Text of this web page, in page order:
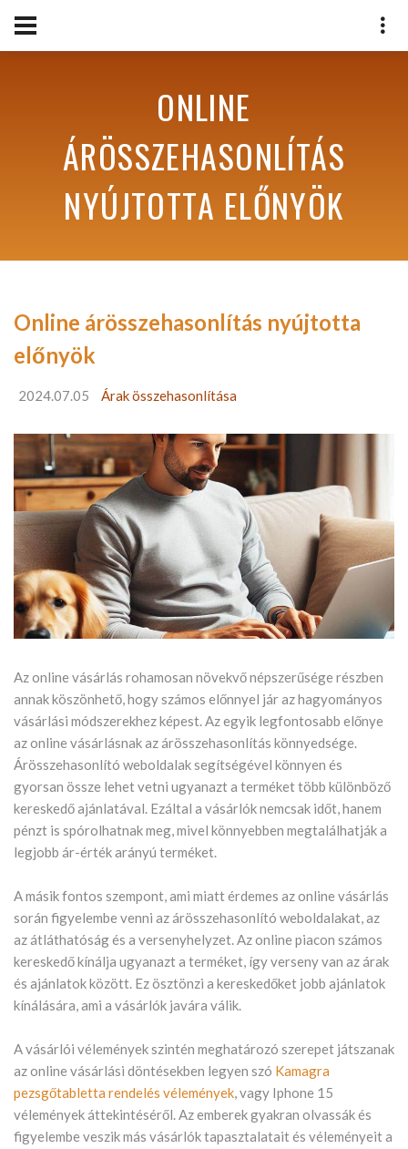
ONLINE
ÁRÖSSZEHASONLÍTÁS
NYÚJTOTTA ELŐNYÖK
Online árösszehasonlítás nyújtotta
előnyök
2024.07.05 Árak összehasonlítása
Az online vásárlás rohamosan növekvő népszerűsége részben
annak köszönhető, hogy számos előnnyel jár az hagyományos
vásárlási módszerekhez képest. Az egyik legfontosabb előnye
az online vásárlásnak az árösszehasonlítás könnyedsége.
Árösszehasonlító weboldalak segítségével könnyen és
gyorsan össze lehet vetni ugyanazt a terméket több különböző
kereskedő ajánlatával. Ezáltal a vásárlók nemcsak időt, hanem
pénzt is spórolhatnak meg, mivel könnyebben megtalálhatják a
legjobb ár-érték arányú terméket.
A másik fontos szempont, ami miatt érdemes az online vásárlás
során figyelembe venni az árösszehasonlító weboldalakat, az
az átláthatóság és a versenyhelyzet. Az online piacon számos
kereskedő kínálja ugyanazt a terméket, így verseny van az árak
és ajánlatok között. Ez ösztönzi a kereskedőket jobb ajánlatok
kínálására, ami a vásárlók javára válik.
A vásárlói vélemények szintén meghatározó szerepet játszanak
az online vásárlási döntésekben legyen szó Kamagra
pezsgőtabletta rendelés vélemények, vagy Iphone 15
vélemények áttekintéséről. Az emberek gyakran olvassák és
figyelembe veszik más vásárlók tapasztalatait és véleményeit a